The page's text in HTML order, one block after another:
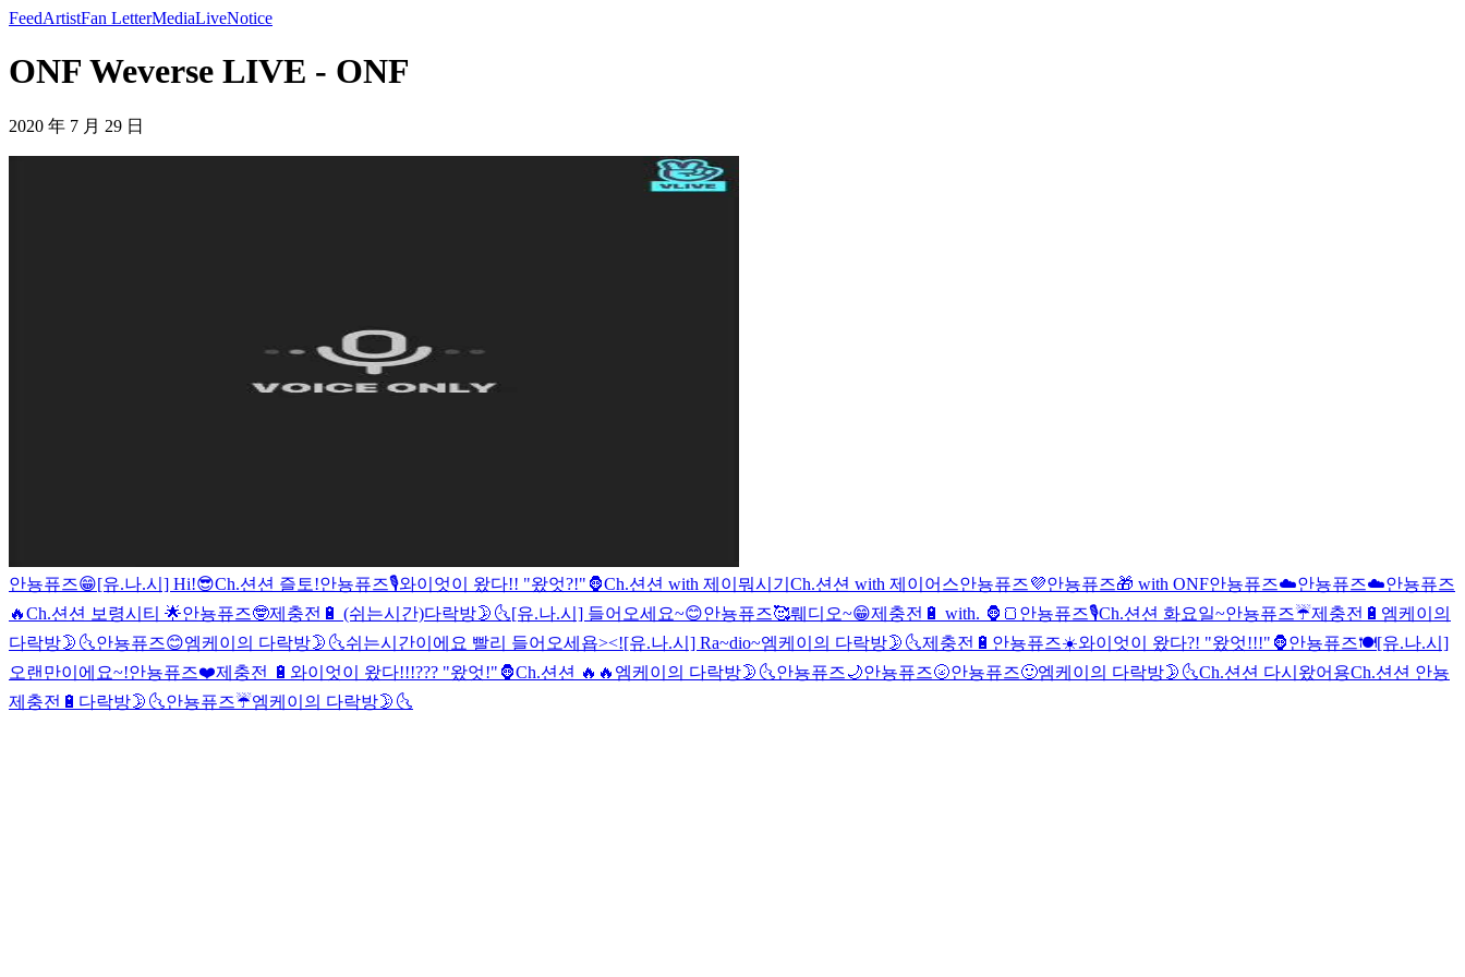
FeedArtistFan LetterMediaLiveNotice
ONF Weverse LIVE - ONF
2020 年 7 月 29 日
안뇽퓨즈😁[유.나.시] Hi!😎Ch.션션 즐토!안뇽퓨즈🎙와이엇이 왔다!! "왔엇?!"🦍Ch.션션 with 제이뭐시기 Ch.션션 with 제이어스안뇽퓨즈💜안뇽퓨즈🎁 with ONF안뇽퓨즈☁️안뇽퓨즈☁️안뇽퓨즈
🔥Ch.션션 보령시티 🌟안뇽퓨즈🤓제충전🔋 (쉬는시간)다락방🌛🌜[유.나.시] 들어오세요~😊안뇽퓨즈🥰뤠디오~😁제충전🔋 with. 🦍🍞 안뇽퓨즈🎙Ch.션션 화요일~안뇽퓨즈☔️제충전🔋 엠케이의
다락방🌛🌜안뇽퓨즈😊엠케이의 다락방🌛🌜쉬는시간이에요 빨리 들어오세욥><![유.나.시] Ra~dio~엠케이의 다락방🌛🌜제충전🔋 안뇽퓨즈☀️와이엇이 왔다?! "왔엇!!!"🦍안뇽퓨즈🍽[유.나.시]
오랜만이에요~!안뇽퓨즈❤️제충전 🔋 와이엇이 왔다!!!??? "왔엇!"🦍Ch.션션 🔥🔥 엠케이의 다락방🌛🌜안뇽퓨즈🌙안뇽퓨즈🌝안뇽퓨즈🙂엠케이의 다락방🌛🌜Ch.션션 다시왔어용Ch.션션 안뇽
제충전🔋 다락방🌛🌜안뇽퓨즈☔️엠케이의 다락방🌛🌜